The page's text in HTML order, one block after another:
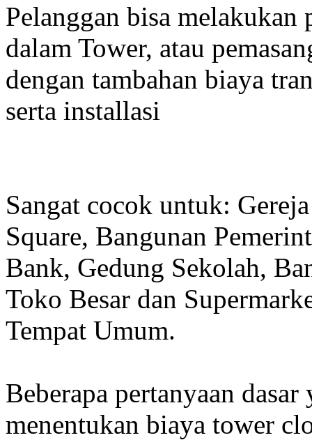
Pelanggan bisa melakukan
dalam Tower, atau
dengan tambahan biaya
serta installasi
Sangat cocok untuk:
Square, Bangunan
Bank, Gedung Sekolah,
Toko Besar dan
Tempat Umum.
Beberapa pertanyaan
menentukan biaya tower